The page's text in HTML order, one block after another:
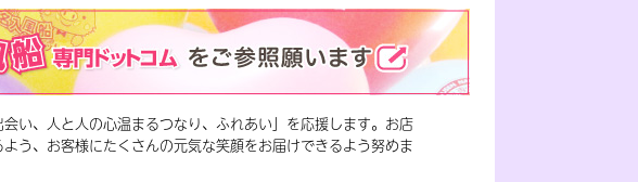
い、人と人の心温まるつなり、ふれあい」を応援します。お店
う、お客様にたくさんの元気な笑顔をお届けできるよう努めま